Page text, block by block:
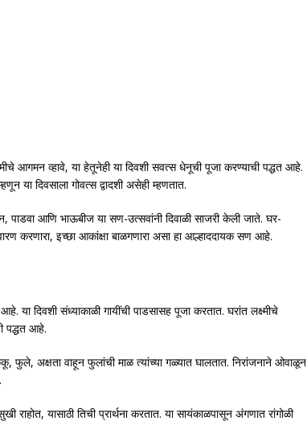
आगमन व्हावे, या हेतूनेही या दिवशी सवत्स धेनूची पूजा करण्याची पद्धत आहे.
या दिवसाला गोवत्स द्वादशी असेही म्हणतात.
पाडवा आणि भाऊबीज या सण-उत्सवांनी दिवाळी साजरी केली जाते. घर-
करणारा, इच्छा आकांक्षा बाळगणारा असा हा आल्हाददायक सण आहे.
या दिवशी संध्याकाळी गायींची पाडसासह पूजा करतात. घरांत लक्ष्मीचे
पद्धत आहे.
फुले, अक्षता वाहून फुलांची माळ त्यांच्या गळ्यात घालतात. निरांजनाने ओवाळून
यासाठी तिची प्रार्थना करतात. या सायंकाळपासून अंगणात रांगोळी